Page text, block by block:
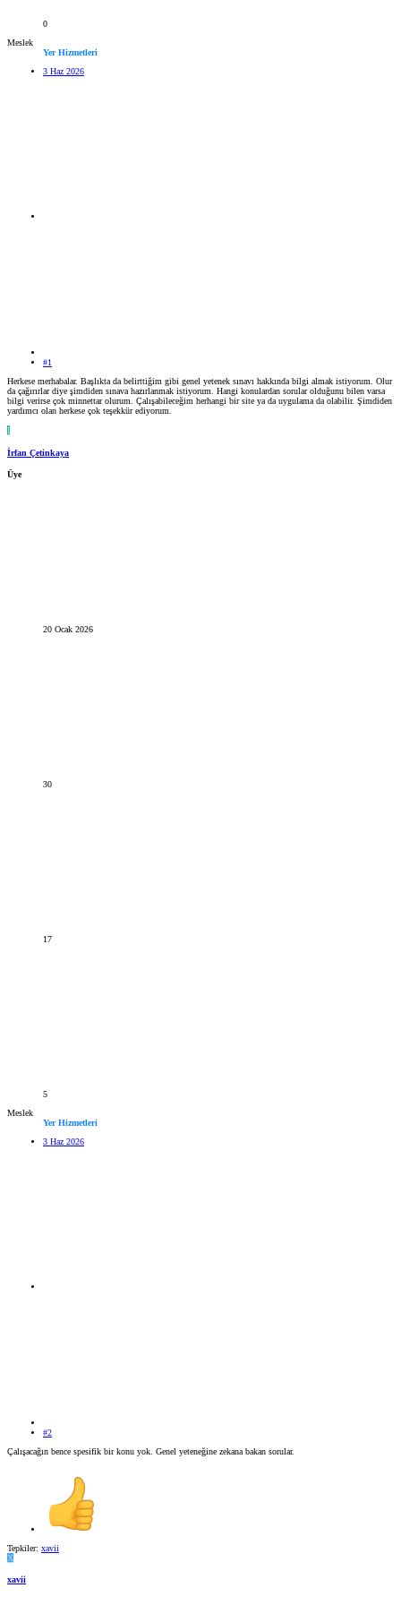
0
Meslek
Yer Hizmetleri
3 Haz 2026
#1
Herkese merhabalar. Başlıkta da belirttiğim gibi genel yetenek sınavı hakkında bilgi almak istiyorum. Olur
da çağırırlar diye şimdiden sınava hazırlanmak istiyorum. Hangi konulardan sorular olduğunu bilen varsa
bilgi verirse çok minnettar olurum. Çalışabileceğim herhangi bir site ya da uygulama da olabilir. Şimdiden
yardımcı olan herkese çok teşekkür ediyorum.
İ
İrfan Çetinkaya
Üye
20 Ocak 2026
30
17
5
Meslek
Yer Hizmetleri
3 Haz 2026
#2
Çalışacağın bence spesifik bir konu yok. Genel yeteneğine zekana bakan sorular.
Tepkiler: xavii
X
xavii